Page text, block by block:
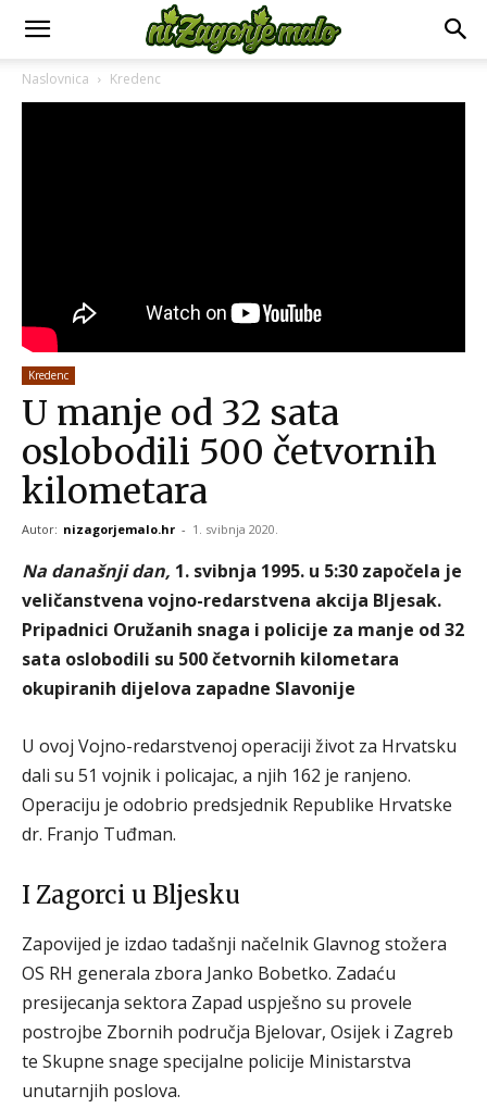
Naslovnica Kredenc
Kredenc
U manje od 32 sata
oslobodili 500 četvornih
kilometara
Autor: nizagorjemalo.hr - 1. svibnja 2020.
Na današnji dan, 1. svibnja 1995. u 5:30 započela je
veličanstvena vojno-redarstvena akcija Bljesak.
Pripadnici Oružanih snaga i policije za manje od 32
sata oslobodili su 500 četvornih kilometara
okupiranih dijelova zapadne Slavonije
U ovoj Vojno-redarstvenoj operaciji život za Hrvatsku
dali su 51 vojnik i policajac, a njih 162 je ranjeno.
Operaciju je odobrio predsjednik Republike Hrvatske
dr. Franjo Tuđman.
I Zagorci u Bljesku
Zapovijed je izdao tadašnji načelnik Glavnog stožera
OS RH generala zbora Janko Bobetko. Zadaću
presijecanja sektora Zapad uspješno su provele
postrojbe Zbornih područja Bjelovar, Osijek i Zagreb
te Skupne snage specijalne policije Ministarstva
unutarnjih poslova.